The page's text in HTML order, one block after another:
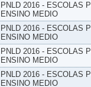
PNLD 2016 - ESCOLAS
ENSINO MEDIO
PNLD 2016 - ESCOLAS
ENSINO MEDIO
PNLD 2016 - ESCOLAS
ENSINO MEDIO
PNLD 2016 - ESCOLAS
ENSINO MEDIO